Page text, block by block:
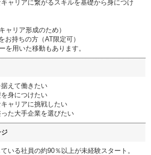
ャリアに繋がるスキルを基礎から身につけ
ャリア形成のため）
お持ちの方（AT限定可）
を用いた移動もあります。
えて働きたい
身につけたい
ャリアに挑戦したい
た大手企業を選びたい
いる社員の約90％以上が未経験スタート。